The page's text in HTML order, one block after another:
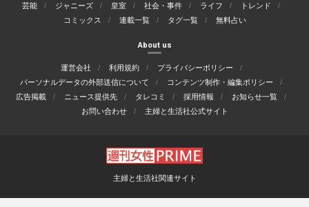
芸能 ジャニーズ 皇室 社会・事件 ライフ
トレンド
コミックス
連載一覧 タグ一覧 無料占い
About us
運営会社 利用規約
プライバシーポリシー
パーソナルデータの外部送信について
コンテンツ制作・編集ポリシー
広告掲載
ニュース提供先 タレコミ 採用情報
お知らせ一覧
お問い合わせ
主婦と生活社公式サイト
主婦と生活社関連サイト